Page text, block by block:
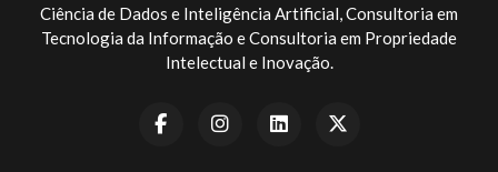
Ciência de Dados e Inteligência Artificial, Consultoria em
Tecnologia da Informação e Consultoria em Propriedade
Intelectual e Inovação.